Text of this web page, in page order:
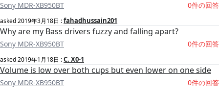
Sony MDR-XB950BT 0件の回答
asked2019年3月18日 :fahadhussain201
Why are my Bass drivers fuzzy and falling apart?
Sony MDR-XB950BT 0件の回答
asked2019年1月18日 :C. X0-1
Volume is low over both cups but even lower on one side
Sony MDR-XB950BT 0件の回答